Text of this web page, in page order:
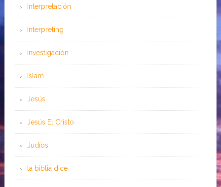
Interpretación
Interpreting
Investigación
Islam
Jesús
Jesús El Cristo
Judíos
la biblia dice